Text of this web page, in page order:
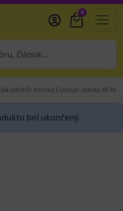
0
pleť Dr Konrad Cutosan utierky 48 ks
bol ukončený.